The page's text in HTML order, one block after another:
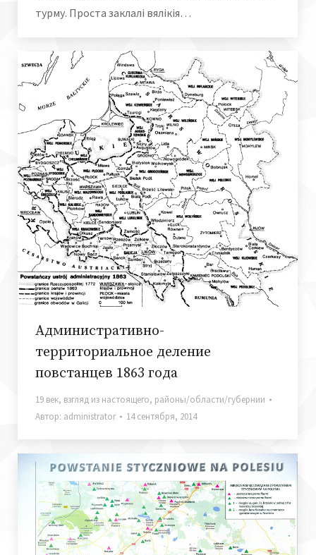
турму. Проста заклалі вялікія…
Административно-
территориальное деление
повстанцев 1863 года
19 век, взгляд из настоящего, районы/области/губернии
Автор: administrator 14 сентября, 2014